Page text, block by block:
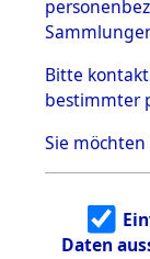
5.3
5.3.1
zu
en
5.3.2
g
5.3.3
Bitte
bestimmter
Sie
Daten